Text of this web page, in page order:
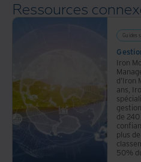
votre
Ressources
Guides
Iron
d’Iron
ans,
de
plus
50%